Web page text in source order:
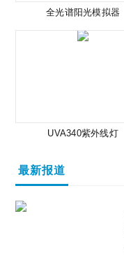
全光谱阳光模拟器
UVA340紫外线灯
最新报道